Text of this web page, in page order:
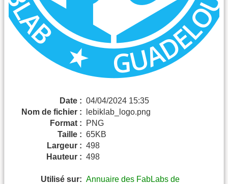
Date : 04/04/2024 15:35
Nom de fichier :
lebiklab_logo.png
Format :
PNG
Taille : 65KB
Largeur : 498
Hauteur : 498
Utilisé sur: Annuaire des FabLabs de